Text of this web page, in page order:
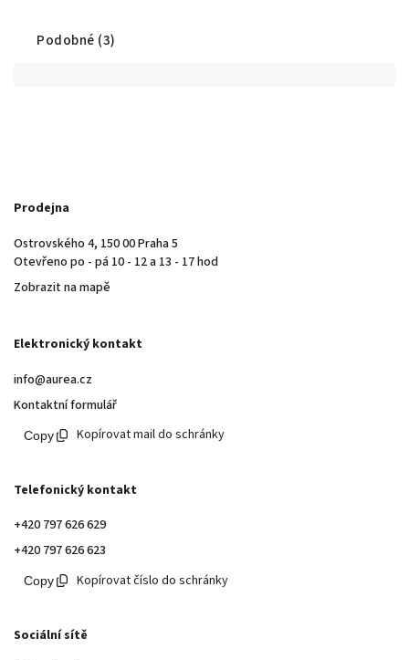
Podobné (3)
Prodejna
Ostrovského 4, 150 00 Praha 5
Otevřeno po - pá 10 - 12 a 13 - 17 hod
Zobrazit na mapě
Elektronický kontakt
info@aurea.cz
Kontaktní formulář
Kopírovat mail do schránky
Telefonický kontakt
+420 797 626 629
+420 797 626 623
Kopírovat číslo do schránky
Sociální sítě